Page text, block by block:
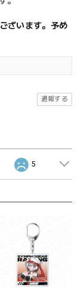
ざいます。予め
通報する
5